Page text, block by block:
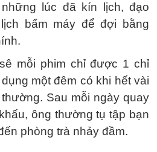
lúc đã kín lịch, đạo
bấm máy để đợi bằng
mỗi phim chỉ được 1 chỉ
một đêm có khi hết vài
Sau mỗi ngày quay
ông thường tụ tập bạn
phòng trà nhảy đầm.